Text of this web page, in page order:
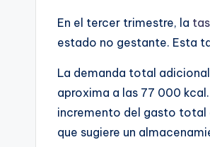
En el tercer trimestre, la
estado no gestante. Esta
La demanda total
aproxima a las 77 000
incremento del gasto total
que sugiere un